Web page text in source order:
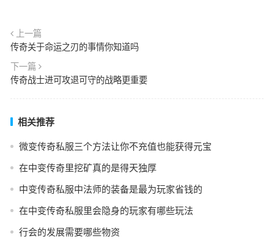
上一篇
传奇关于命运之刃的事情你知道吗
下一篇
传奇战士进可攻退可守的战略更重要
相关推荐
微变传奇私服三个方法让你不充值也能获得元宝
在中变传奇里挖矿真的是得天独厚
中变传奇私服中法师的装备是最为玩家省钱的
在中变传奇私服里会隐身的玩家有哪些玩法
行会的发展需要哪些物资